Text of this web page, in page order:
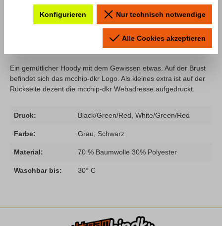
Produktinformationen "Hoodie
mcchip-dkr Logo"
Ein gemütlicher Hoody mit dem Gewissen etwas. Auf der Brust
befindet sich das mcchip-dkr Logo. Als kleines extra ist auf der
Rückseite dezent die mcchip-dkr Webadresse aufgedruckt.
Druck: Black/Green/Red, White/Green/Red
Farbe: Grau, Schwarz
Material: 70 % Baumwolle 30% Polyester
Waschbar bis: 30° C
Konfigurieren Nur technisch notwendige
Alle Cookies akzeptieren